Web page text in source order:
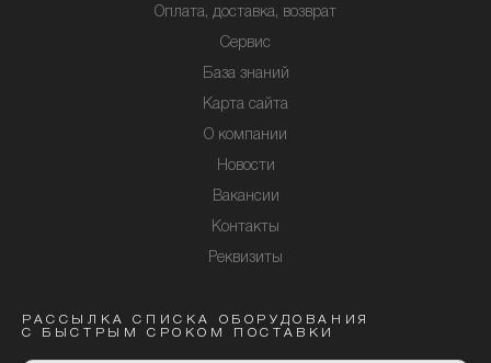
Оплата, доставка, возврат
Сервис
База знаний
Карта сайта
О компании
Новости
Вакансии
Контакты
Реквизиты
РАССЫЛКА СПИСКА ОБОРУДОВАНИЯ
С БЫСТРЫМ СРОКОМ ПОСТАВКИ